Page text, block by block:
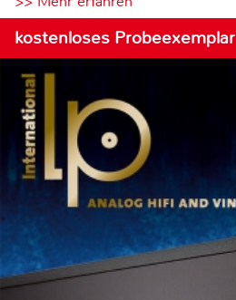
kostenloses Probeexemplar